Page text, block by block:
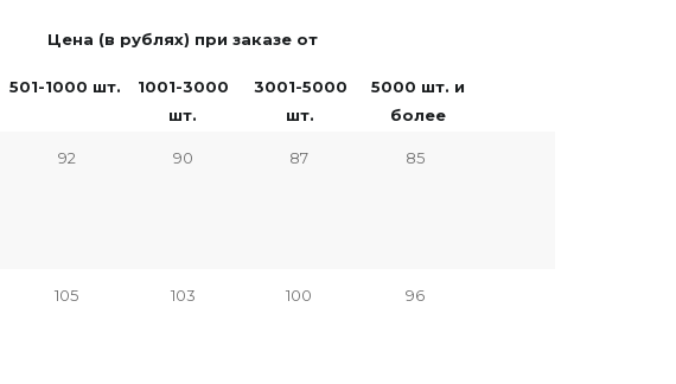
Цена (в рублях) при заказе от
501-1000 шт.
1001-3000
шт.
3001-5000
шт.
5000 шт. и
более
92 90 87 85
105 103 100 96